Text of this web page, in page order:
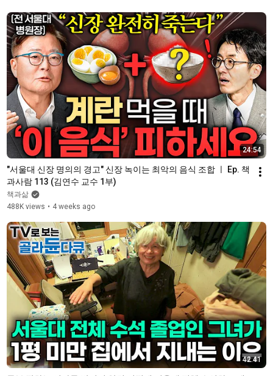
24:54
"서울대 신장 명의의 경고" 신장 녹이는 최악의 음식 조합 ㅣ Ep. 책
과사람 113 (김연수 교수 1부)
책과삶
488K views • 4 weeks ago
42:41